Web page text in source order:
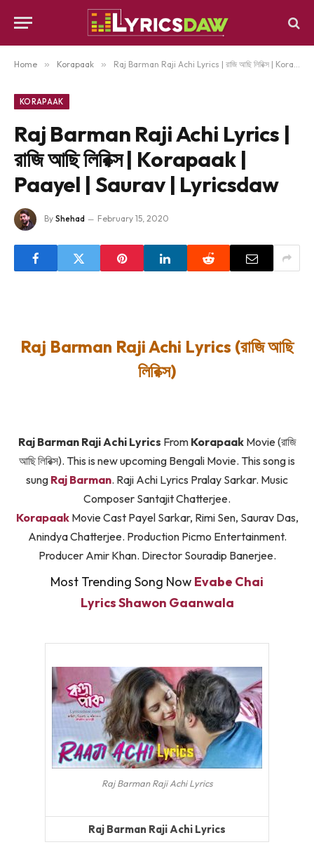
Home » Korapaak » Raj Barman Raji Achi Lyrics | রাজি আছি লিরিক্স | Korapaak | Paayel | Saurav | Lyricsdaw
KORAPAAK
Raj Barman Raji Achi Lyrics |
রাজি আছি লিরিক্স | Korapaak |
Paayel | Saurav | Lyricsdaw
By Shehad February 15, 2020
Raj Barman Raji Achi Lyrics (রাজি আছি
লিরিক্স)
Raj Barman Raji Achi Lyrics From Korapaak Movie (রাজি
আছি লিরিক্স). This is new upcoming Bengali Movie. This song is
sung Raj Barman. Raji Achi Lyrics Pralay Sarkar. Music
Composer Santajit Chatterjee.
Korapaak Movie Cast Payel Sarkar, Rimi Sen, Saurav Das,
Anindya Chatterjee. Production Picmo Entertainment.
Producer Amir Khan. Director Souradip Banerjee.
Most Trending Song Now Evabe Chai
Lyrics Shawon Gaanwala
Raj Barman Raji Achi Lyrics
Raj Barman Raji Achi Lyrics